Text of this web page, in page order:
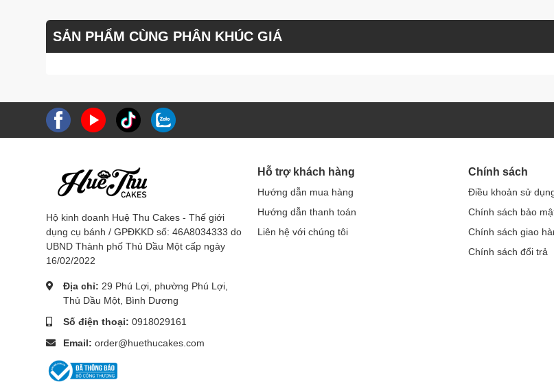
SẢN PHẨM CÙNG PHÂN KHÚC GIÁ
Hộ kinh doanh Huệ Thu Cakes - Thế giới
dụng cụ bánh / GPĐKKD số: 46A8034333 do
UBND Thành phố Thủ Dầu Một cấp ngày
16/02/2022
Địa chỉ: 29 Phú Lợi, phường Phú Lợi,
Thủ Dầu Một, Bình Dương
Số điện thoại: 0918029161
Email: order@huethucakes.com
Hỗ trợ khách hàng
Hướng dẫn mua hàng
Hướng dẫn thanh toán
Liên hệ với chúng tôi
Chính sách
Điều khoản sử
Chính sách bảo
Chính sách giao
Chính sách đổi trả